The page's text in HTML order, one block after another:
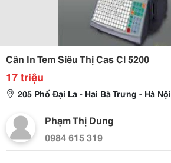
Cân In Tem Siêu Thị Cas Cl 5200
17 triệu
205 Phố Đại La - Hai Bà Trưng - Hà Nội
Phạm Thị Dung
0984 615 319